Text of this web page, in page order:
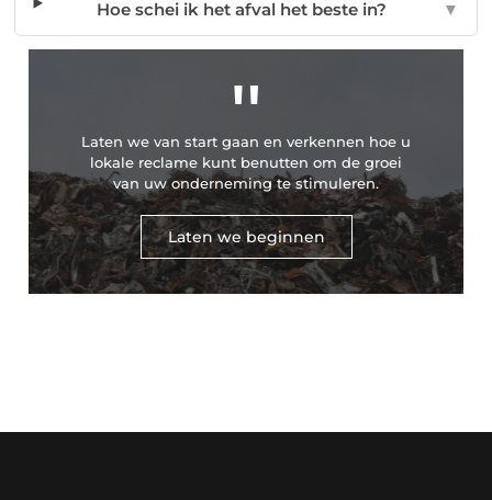
Hoe schei ik het afval het beste in? ▼
"
Laten we van start gaan en verkennen hoe u
lokale reclame kunt benutten om de groei
van uw onderneming te stimuleren.
Laten we beginnen